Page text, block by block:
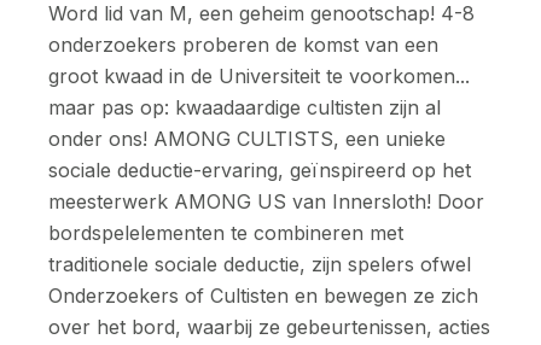
Word lid van M, een geheim genootschap! 4-8
onderzoekers proberen de komst van een
groot kwaad in de Universiteit te voorkomen...
maar pas op: kwaadaardige cultisten zijn al
onder ons! AMONG CULTISTS, een unieke
sociale deductie-ervaring, geïnspireerd op het
meesterwerk AMONG US van Innersloth! Door
bordspelelementen te combineren met
traditionele sociale deductie, zijn spelers ofwel
Onderzoekers of Cultisten en bewegen ze zich
over het bord, waarbij ze gebeurtenissen, acties